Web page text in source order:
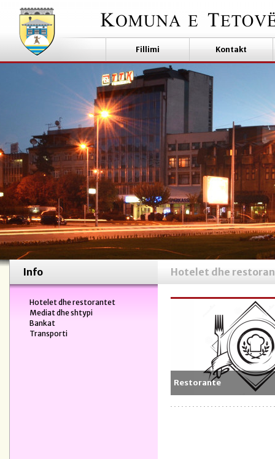
Fillimi Kontakt
Info Hotelet dhe
Hotelet dhe restorantet
Mediat dhe shtypi
Bankat
Transporti
Restorante